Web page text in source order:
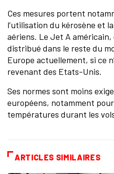
Ces mesures portent
l’utilisation du kérosène et
aériens. Le Jet A
distribué dans le reste du
Europe actuellement, si ce
revenant des Etats-Unis.
Ses normes sont moins
européens, notamment
températures durant les
ARTICLES SIMILAIRES